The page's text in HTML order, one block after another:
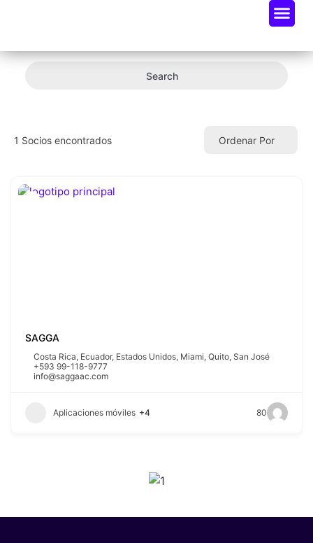
Search
1 Socios encontrados Ordenar Por
SAGGA
Costa Rica, Ecuador, Estados Unidos, Miami, Quito, San José
+593 99-118-9777
info@saggaac.com
Aplicaciones móviles +4 80